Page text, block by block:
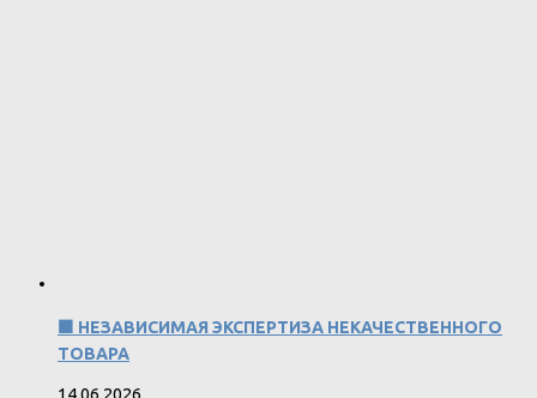
🟧 НЕЗАВИСИМАЯ ЭКСПЕРТИЗА НЕКАЧЕСТВЕННОГО
ТОВАРА